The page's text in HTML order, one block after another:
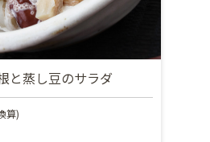
と蒸し豆のサラダ
算)